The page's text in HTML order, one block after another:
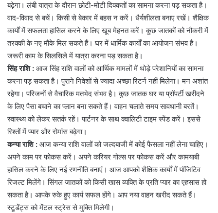
बढ़ेगा। लंबी यात्रा के दौरान छोटी-मोटी दिक्कतों का सामना करना पड़ सकता है।
वाद-विवाद से बचें। किसी से बेकार में बहस न करें। धैर्यशीलता बनाए रखें। शैक्षिक
कार्यों में सफलता हासिल करने के लिए खूब मेहनत करें। कुछ जातकों को नौकरी में
तरक्की के नए मौके मिल सकते हैं। घर में धार्मिक कार्यों का आयोजन संभव है।
जरूरी काम के सिलसिले में यात्रा करना पड़ सकता है।
सिंह राशि : आज सिंह राशि वालों को आर्थिक मामलों में थोड़े परेशानियों का सामना
करना पड़ सकता है। पुराने निवेशों से ज्यादा अच्छा रिटर्न नहीं मिलेगा। मन अशांत
रहेगा। परिजनों से वैचारिक मतभेद संभव है। कुछ जातक घर या प्रॉपर्टी खरीदने
के लिए पैसा बचाने का प्लान बना सकते हैं। वाहन चलाते समय सावधानी बरतें।
स्वास्थ्य को लेकर सतर्क रहें। पार्टनर के साथ क्वालिटी टाइम स्पेंड करें। इससे
रिश्तों में प्यार और रोमांस बढ़ेगा।
कन्या राशि : आज कन्या राशि वालों को जल्दबाजी में कोई फैसला नहीं लेना चाहिए।
अपने काम पर फोकस करें। अपने करियर गोल्स पर फोकस करें और कामयाबी
हासिल करने के लिए नई रणनीति बनाएं। आज आपको शैक्षिक कार्यों में पॉजिटिव
रिजल्ट मिलेंगे। सिंगल जातकों को किसी खास व्यक्ति के प्रति प्यार का एहसास हो
सकता है। आपके रुके हुए कार्य सफल होंगे। आप नया वाहन खरीद सकते हैं।
स्टूडेंट्स को मेंटल स्ट्रेस से मुक्ति मिलेगी।